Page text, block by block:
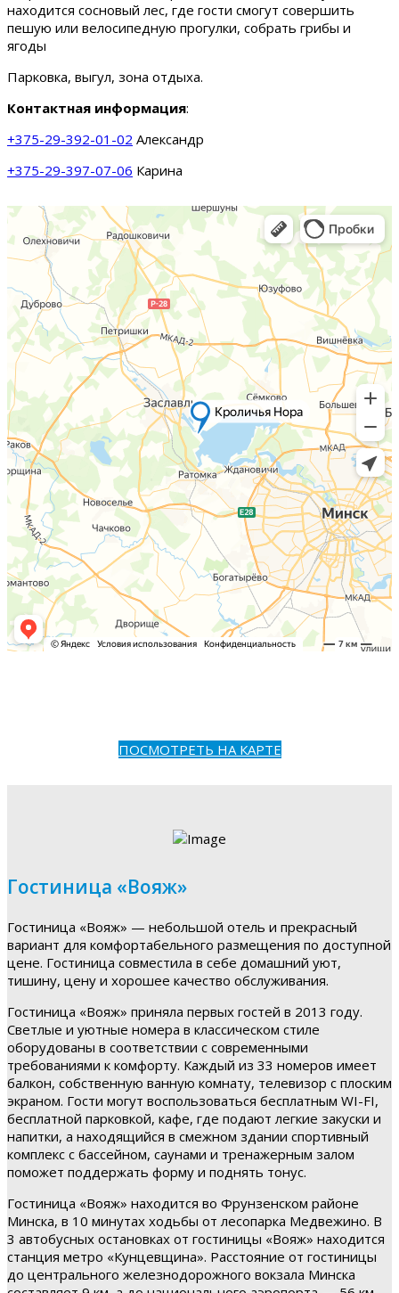
находится сосновый лес, где гости смогут совершить
пешую или велосипедную прогулки, собрать грибы и
ягоды
Парковка, выгул, зона отдыха.
Контактная информация:
+375-29-392-01-02 Александр
+375-29-397-07-06 Карина
ПОСМОТРЕТЬ НА КАРТЕ
Гостиница «Вояж»
Гостиница «Вояж» — небольшой отель и прекрасный
вариант для комфортабельного размещения по доступной
цене. Гостиница совместила в себе домашний уют,
тишину, цену и хорошее качество обслуживания.
Гостиница «Вояж» приняла первых гостей в 2013 году.
Светлые и уютные номера в классическом стиле
оборудованы в соответствии с современными
требованиями к комфорту. Каждый из 33 номеров имеет
балкон, собственную ванную комнату, телевизор с плоским
экраном. Гости могут воспользоваться бесплатным WI-FI,
бесплатной парковкой, кафе, где подают легкие закуски и
напитки, а находящийся в смежном здании спортивный
комплекс с бассейном, саунами и тренажерным залом
поможет поддержать форму и поднять тонус.
Гостиница «Вояж» находится во Фрунзенском районе
Минска, в 10 минутах ходьбы от лесопарка Медвежино. В
3 автобусных остановках от гостиницы «Вояж» находится
станция метро «Кунцевщина». Расстояние от гостиницы
до центрального железнодорожного вокзала Минска